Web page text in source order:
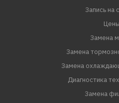
Запись на
Цены
Замена
Замена
Замена
Диагностика
Замена